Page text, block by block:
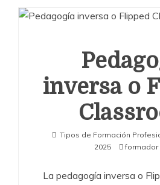
inversa o
Tipos de Formación
2025
formador
La pedagogía inversa o